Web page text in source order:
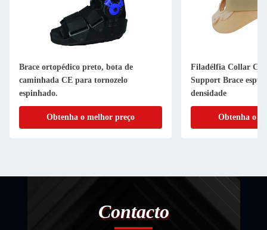
Brace ortopédico preto, bota de
caminhada CE para tornozelo
espinhado.
Obtenha o melhor preço
Filadélfia Collar
Support Brace
densidade
Obtenha o
Contacto